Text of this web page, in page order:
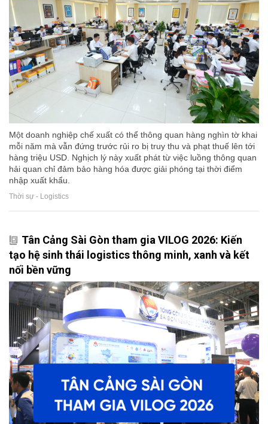
Một doanh nghiệp chế xuất có thể thông quan hàng nghìn tờ khai
mỗi năm mà vẫn đứng trước rủi ro bị truy thu và phạt thuế lên tới
hàng triệu USD. Nghịch lý này xuất phát từ việc luồng thông quan
hải quan chỉ đảm bảo hàng hóa được giải phóng tại thời điểm
nhập xuất khẩu.
Thời sự - Logistics
Tân Cảng Sài Gòn tham gia VILOG 2026: Kiến
tạo hệ sinh thái logistics thông minh, xanh và kết
nối bền vững